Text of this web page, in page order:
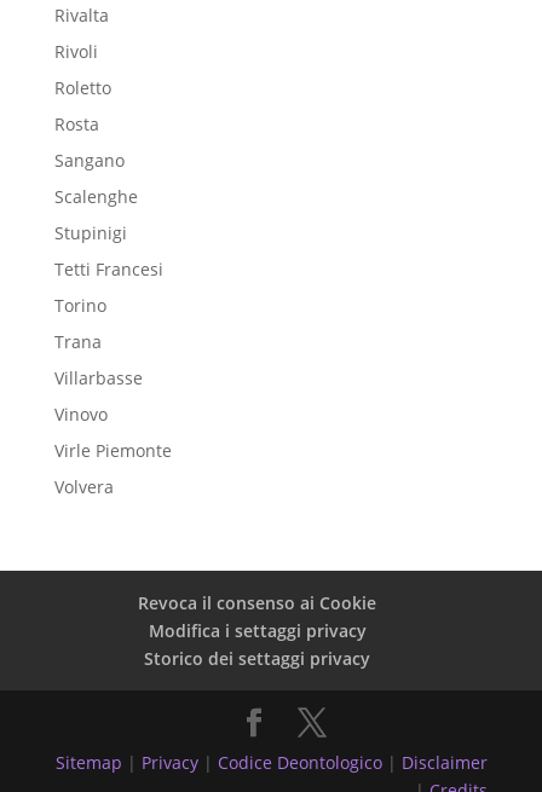
Rivalta
Rivoli
Roletto
Rosta
Sangano
Scalenghe
Stupinigi
Tetti Francesi
Torino
Trana
Villarbasse
Vinovo
Virle Piemonte
Volvera
Revoca il consenso ai Cookie
Modifica i settaggi privacy
Storico dei settaggi privacy
Sitemap | Privacy | Codice Deontologico | Disclaimer